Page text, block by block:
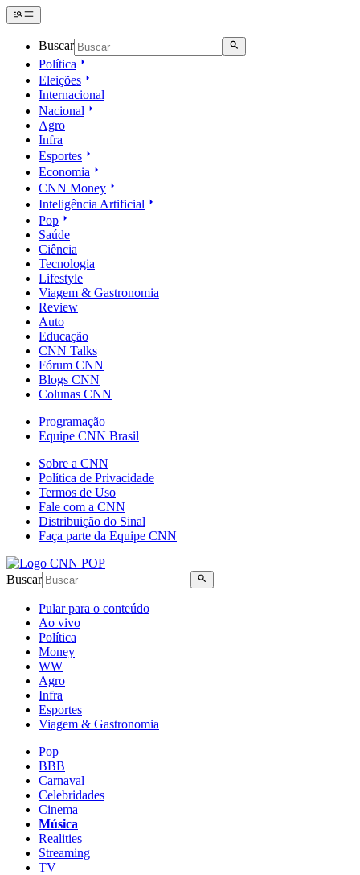
Buscar
Política
Eleições
Internacional
Nacional
Agro
Infra
Esportes
Economia
CNN Money
Inteligência Artificial
Pop
Saúde
Ciência
Tecnologia
Lifestyle
Viagem & Gastronomia
Review
Auto
Educação
CNN Talks
Fórum CNN
Blogs CNN
Colunas CNN
Programação
Equipe CNN Brasil
Sobre a CNN
Política de Privacidade
Termos de Uso
Fale com a CNN
Distribuição do Sinal
Faça parte da Equipe CNN
Buscar
Pular para o conteúdo
Ao vivo
Política
Money
WW
Agro
Infra
Esportes
Viagem & Gastronomia
Pop
BBB
Carnaval
Celebridades
Cinema
Música
Realities
Streaming
TV